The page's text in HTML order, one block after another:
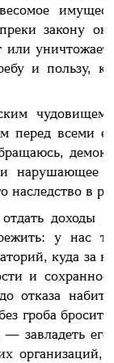
закону
или
и пользу,
перед всеми
нарушающее
наследство в
доходы с
у нас
куда за
и
отказа
гроба
завладеть